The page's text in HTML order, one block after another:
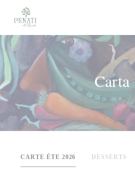
Personalización de sus opciones de cookies
Carta
CARTE ÉTE 2026 DESSERTS